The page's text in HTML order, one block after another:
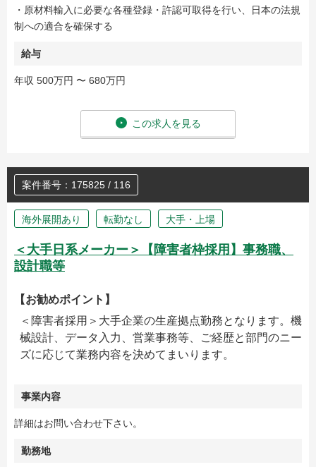
・原材料輸入に必要な各種登録・許認可取得を行い、日本の法規
制への適合を確保する
給与
年収 500万円 〜 680万円
この求人を見る
案件番号：175825 / 116
海外展開あり 転勤なし 大手・上場
＜大手日系メーカー＞【障害者枠採用】事務職、
設計職等
【お勧めポイント】
＜障害者採用＞大手企業の生産拠点勤務となります。機
械設計、データ入力、営業事務等、ご経歴と部門のニー
ズに応じて業務内容を決めてまいります。
事業内容
詳細はお問い合わせ下さい。
勤務地